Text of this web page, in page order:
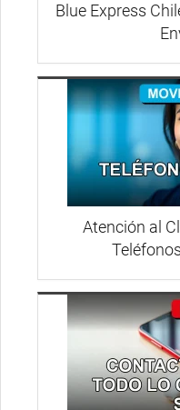
Blue Express
Atención al